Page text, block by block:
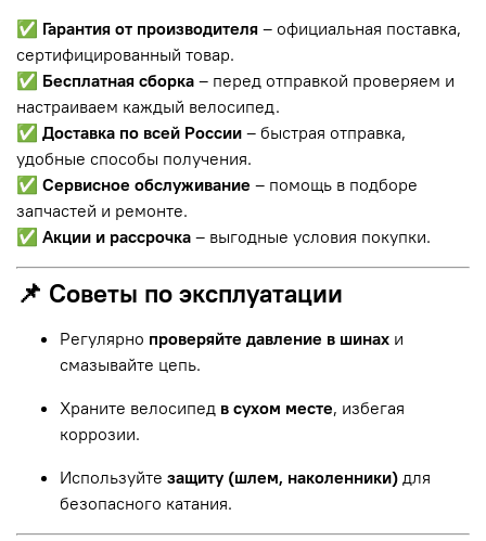
✅ Гарантия от производителя – официальная поставка,
сертифицированный товар.
✅ Бесплатная сборка – перед отправкой проверяем и
настраиваем каждый велосипед.
✅ Доставка по всей России – быстрая отправка,
удобные способы получения.
✅ Сервисное обслуживание – помощь в подборе
запчастей и ремонте.
✅ Акции и рассрочка – выгодные условия покупки.
📌 Советы по эксплуатации
Регулярно проверяйте давление в шинах и
смазывайте цепь.
Храните велосипед в сухом месте, избегая
коррозии.
Используйте защиту (шлем, наколенники) для
безопасного катания.